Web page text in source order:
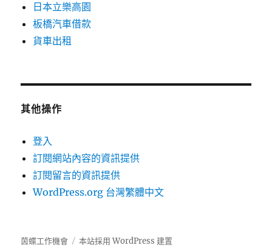
日本立樂高園
板橋汽車借款
貨車出租
其他操作
登入
訂閱網站內容的資訊提供
訂閱留言的資訊提供
WordPress.org 台灣繁體中文
茵蝶工作機會 本站採用 WordPress 建置